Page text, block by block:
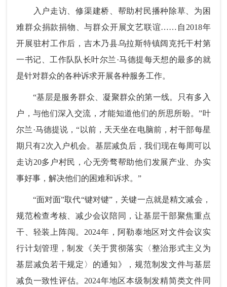
入户走访、修渠建桥、帮助村民播种除草、为困
难群众捐款捐物、与群众开展文艺联谊……自2018年
开展驻村工作后，吉木乃县乌拉斯特镇阔克托干村第
一书记、工作队队长叶尔兰·马德提每天想的最多的就
是针对群众的各种诉求开展各种服务工作。
“基层是服务群众、凝聚群众的第一线。只有多入
户，与他们深入交流，才能知道他们的所思所盼。”叶
尔兰·马德提说，“以前，天天坐在电脑前，村干部每星
期只有2次入户机会。基层减负后，我们现在每周可以
走访20多户村民，心无旁骛帮助他们发展产业、办实
事好事，解决他们的困难和诉求。”
“面对面”取代“键对键”，关键一点就是精文减会，
规范检查考核、减少会议陪同，让基层干部聚焦重点
干、轻装上阵闯。2024年，阿勒泰地区对文件会议实
行计划管理，制发《关于贯彻落实〈整治形式主义为
基层减负若干规定〉的通知》，规范制发文件与基层
减负一致性评估。2024年地区本级制发精简类文件同